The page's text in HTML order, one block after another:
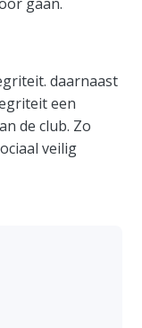
daarnaast
een
de club. Zo
veilig